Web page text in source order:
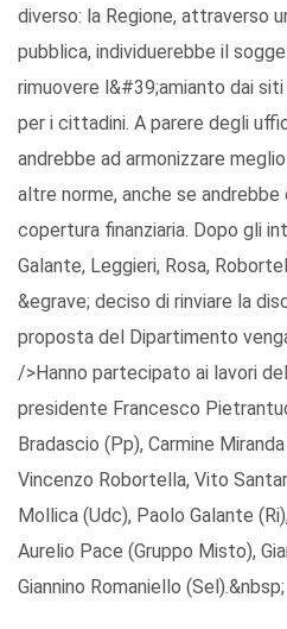
diverso: la Regione, attraverso
pubblica, individuerebbe il
rimuovere l&#39;amianto dai
per i cittadini. A parere degli
andrebbe ad armonizzare
altre norme, anche se
copertura finanziaria. Dopo gli
Galante, Leggieri, Rosa,
&egrave; deciso di rinviare la
proposta del Dipartimento
/>Hanno partecipato ai lavori
presidente Francesco
Bradascio (Pp), Carmine
Vincenzo Robortella, Vito
Mollica (Udc), Paolo Galante
Aurelio Pace (Gruppo Misto),
Giannino Romaniello (Sel).&nbsp;